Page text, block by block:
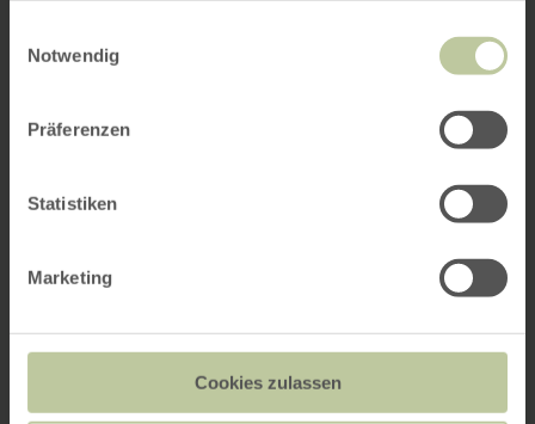
Notwendig
Präferenzen
Statistiken
Marketing
Cookies zulassen